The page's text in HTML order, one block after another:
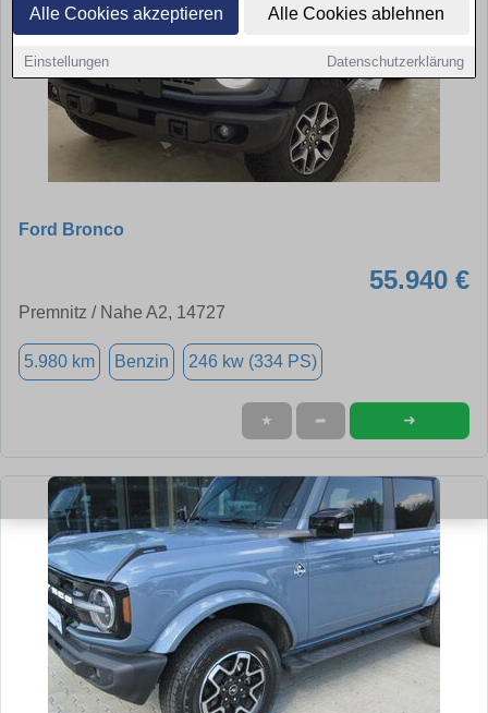
Alle Cookies akzeptieren Alle Cookies ablehnen
Einstellungen Datenschutzerklärung
Ford Bronco
55.940 €
Premnitz / Nahe A2, 14727
5.980 km Benzin 246 kw (334 PS)
★ ➦ ➜